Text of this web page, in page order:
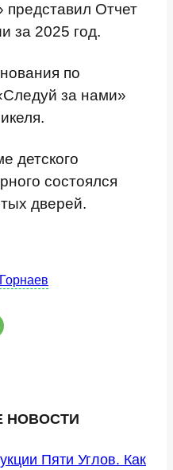
представил Отчет
за 2025 год.
по
за нами»
детского
состоялся
дверей.
НОВОСТИ